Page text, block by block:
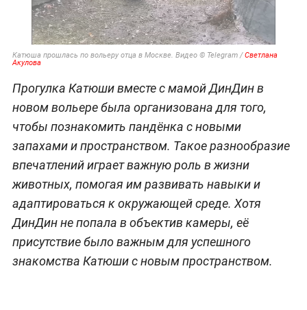
Катюша прошлась по вольеру отца в Москве. Видео © Telegram /Светлана
Акулова
Прогулка Катюши вместе с мамой ДинДин в
новом вольере была организована для того,
чтобы познакомить пандёнка с новыми
запахами и пространством. Такое разнообразие
впечатлений играет важную роль в жизни
животных, помогая им развивать навыки и
адаптироваться к окружающей среде. Хотя
ДинДин не попала в объектив камеры, её
присутствие было важным для успешного
знакомства Катюши с новым пространством.